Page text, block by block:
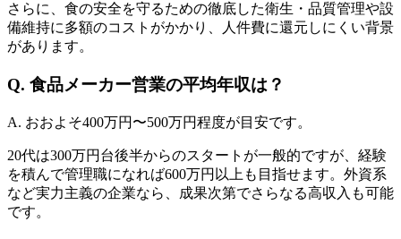
さらに、食の安全を守るための徹底した衛生・品質管理や設
備維持に多額のコストがかかり、人件費に還元しにくい背景
があります。
Q. 食品メーカー営業の平均年収は？
A. おおよそ400万円〜500万円程度が目安です。
20代は300万円台後半からのスタートが一般的ですが、経験
を積んで管理職になれば600万円以上も目指せます。外資系
など実力主義の企業なら、成果次第でさらなる高収入も可能
です。